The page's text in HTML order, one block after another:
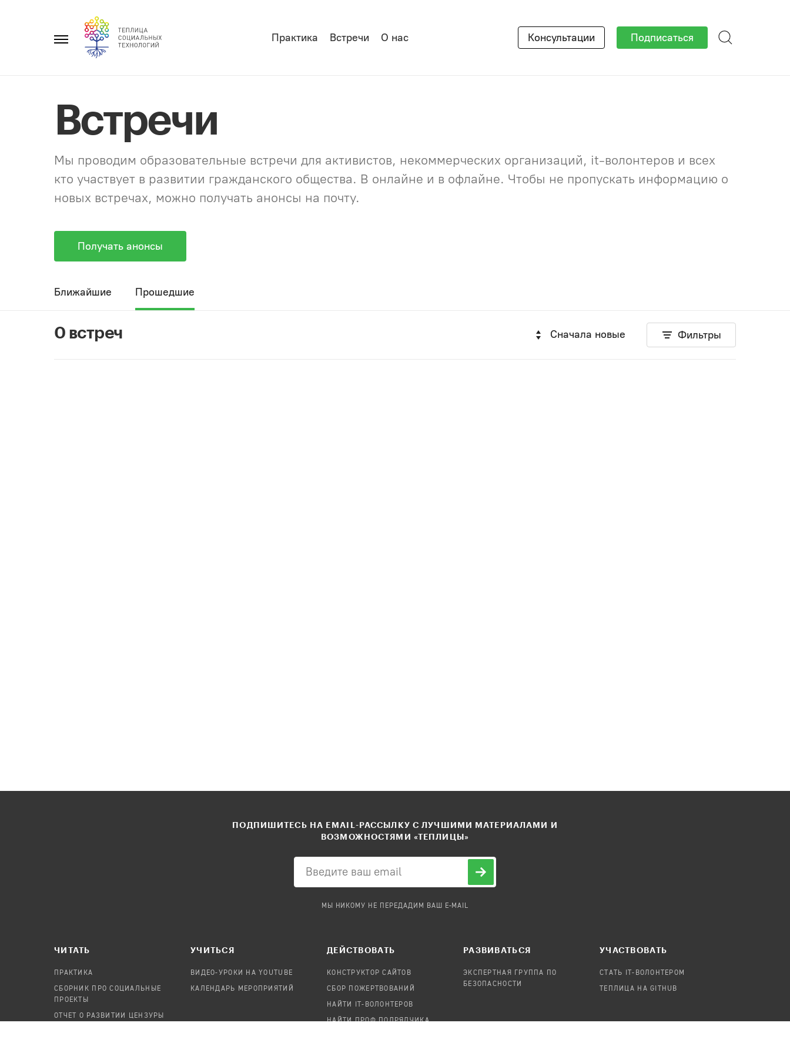
Главное
Практика Встречи О нас Консультации Подписаться
Встречи
Мы проводим образовательные встречи для активистов, некоммерческих организаций, it-волонтеров и всех
кто участвует в развитии гражданского общества. В онлайне и в офлайне. Чтобы не пропускать информацию о
новых встречах, можно получать анонсы на почту.
Получать анонсы
Ближайшие Прошедшие
0 встреч Сначала новые Фильтры
ПОДПИШИТЕСЬ НА EMAIL-РАССЫЛКУ С ЛУЧШИМИ МАТЕРИАЛАМИ И
ВОЗМОЖНОСТЯМИ «ТЕПЛИЦЫ»
МЫ НИКОМУ НЕ ПЕРЕДАДИМ ВАШ E-MAIL
ЧИТАТЬ
ПРАКТИКА
СБОРНИК ПРО СОЦИАЛЬНЫЕ
ПРОЕКТЫ
ОТЧЕТ О РАЗВИТИИ ЦЕНЗУРЫ
УЧИТЬСЯ
ВИДЕО-УРОКИ НА YOUTUBE
КАЛЕНДАРЬ МЕРОПРИЯТИЙ
ДЕЙСТВОВАТЬ
КОНСТРУКТОР САЙТОВ
СБОР ПОЖЕРТВОВАНИЙ
НАЙТИ IT-ВОЛОНТЕРОВ
НАЙТИ ПРОФ.ПОДРЯДЧИКА
РАЗВИВАТЬСЯ
ЭКСПЕРТНАЯ ГРУППА ПО
БЕЗОПАСНОСТИ
УЧАСТВОВАТЬ
СТАТЬ IT-ВОЛОНТЕРОМ
ТЕПЛИЦА НА GITHUB